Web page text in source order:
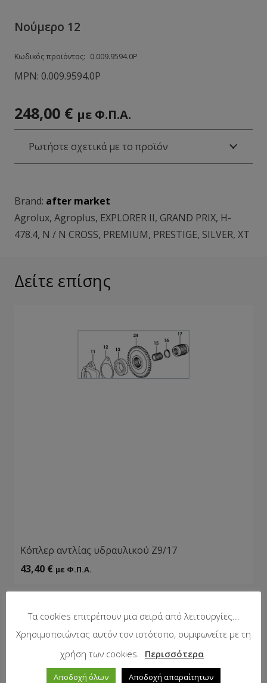
Νούμερο 12
Κωδικός προϊόντος: 0.009.9594.0Ρ
MPN: 0.009.9594.0Ρ
248,00 € με Φ.Π.Α.
Ρωτήστε σχετικά με το προϊόν
Brand: after market
Agrolux, Agroplus, EXPLORER II, GRAND PRIX, H-
478.4, N / N CROSS, PREMIUM, PRESTIGE, SILVER, XT
Δείτε επίσης
Κόπλερ αντλίας υδραυλικού Ζ9/17
43,40 € με Φ.Π.Α.
Τα cookies επιτρέπουν μια σειρά από λειτουργίες...
Χρησιμοποιώντας αυτόν τον ιστότοπο, συμφωνείτε με τη
χρήση των cookies.
Περισσότερα
Αποδοχή όλων Αποδοχή απαραίτητων